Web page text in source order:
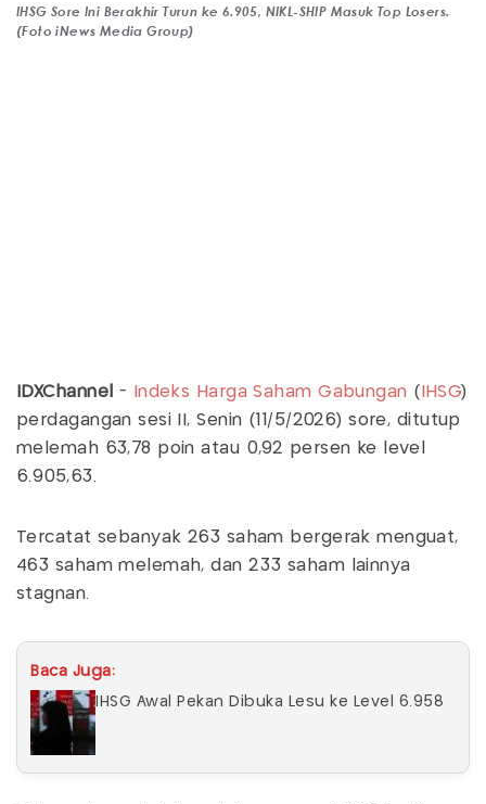
IHSG Sore Ini Berakhir Turun ke 6.905, NIKL-SHIP Masuk Top Losers.
(Foto iNews Media Group)
IDXChannel - Indeks Harga Saham Gabungan ( IHSG)
perdagangan sesi II, Senin (11/5/2026) sore, ditutup
melemah 63,78 poin atau 0,92 persen ke level
6.905,63.
Tercatat sebanyak 263 saham bergerak menguat,
463 saham melemah, dan 233 saham lainnya
stagnan.
Baca Juga:
IHSG Awal Pekan Dibuka Lesu ke Level 6.958